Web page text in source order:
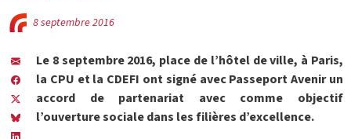
8 septembre 2016
Le 8 septembre 2016, place de l’hôtel de ville, à Paris,
la CPU et la CDEFI ont signé avec Passeport Avenir un
accord de partenariat avec comme objectif
l’ouverture sociale dans les filières d’excellence.